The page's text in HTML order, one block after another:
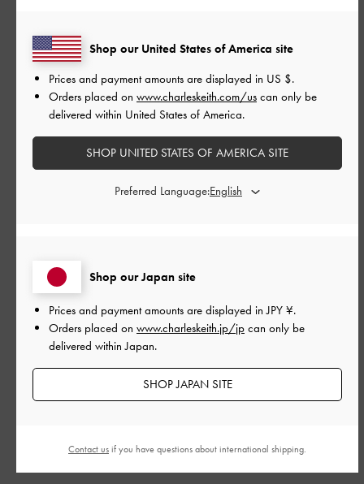
もっと見る
このレビューは役に立ちましたか？
ご利用者様
メタリックカラー
とてもオシャレなメタリックカラーです！
サイズ感も使いやすくお気に入りです。
サイズ: その他（シューズ以外） | カラー:
シルバー系
デザイン
とてもよかった
とてもよかった
2024-10-08
Shop our Japan site
Prices and payment amounts are displayed inJPY ¥.
Orders placed on www.charleskeith.jp/jp can only be
delivered within Japan.
SHOP JAPAN SITE
Shop our United States of America site
Prices and payment amounts are displayed in US $.
Orders placed on www.charleskeith.com/us can only be
delivered within United States of America.
SHOP UNITED STATES OF AMERICA SITE
Preferred Language:
Contact usif you have questions about international shipping.